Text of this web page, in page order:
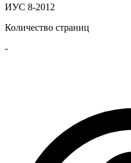
ИУС 8-2012
Количество страниц
-